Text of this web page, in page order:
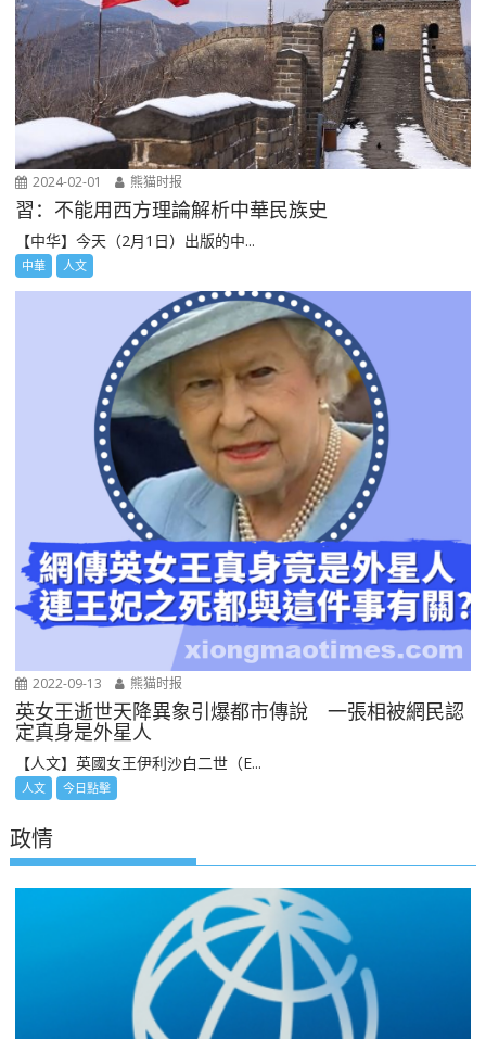
2024-02-01 熊猫时报
習：不能用西方理論解析中華民族史
【中华】今天（2月1日）出版的中...
中華 人文
2022-09-13 熊猫时报
英女王逝世天降異象引爆都市傳說 一張相被網民認
定真身是外星人
【人文】英國女王伊利沙白二世（E...
人文 今日點擊
政情